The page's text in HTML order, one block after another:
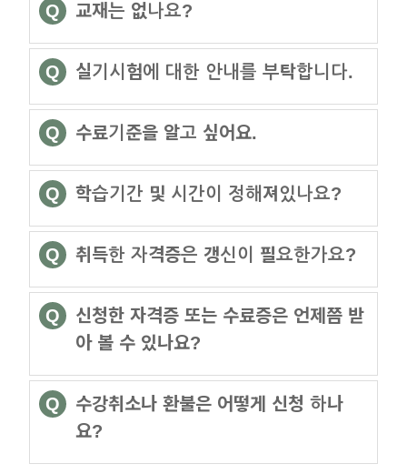
Q 교재는 없나요?
Q 실기시험에 대한 안내를 부탁합니다.
Q 수료기준을 알고 싶어요.
Q 학습기간 및 시간이 정해져있나요?
Q 취득한 자격증은 갱신이 필요한가요?
Q
신청한 자격증 또는 수료증은 언제쯤 받
아 볼 수 있나요?
Q
수강취소나 환불은 어떻게 신청 하나
요?